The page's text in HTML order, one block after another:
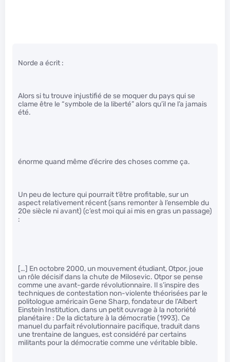
Norde a écrit :
Alors si tu trouve injustifié de se moquer du pays qui se
clame être le “symbole de la liberté” alors qu’il ne l’a jamais
été.
énorme quand même d’écrire des choses comme ça.
Un peu de lecture qui pourrait t’être profitable, sur un
aspect relativement récent (sans remonter à l’ensemble du
20e siècle ni avant) (c’est moi qui ai mis en gras un passage)
:
[…] En octobre 2000, un mouvement étudiant, Otpor, joue
un rôle décisif dans la chute de Milosevic. Otpor se pense
comme une avant-garde révolutionnaire. Il s’inspire des
techniques de contestation non-violente théorisées par le
politologue américain Gene Sharp, fondateur de l’Albert
Einstein Institution, dans un petit ouvrage à la notoriété
planétaire : De la dictature à la démocratie (1993). Ce
manuel du parfait révolutionnaire pacifique, traduit dans
une trentaine de langues, est considéré par certains
militants pour la démocratie comme une véritable bible.